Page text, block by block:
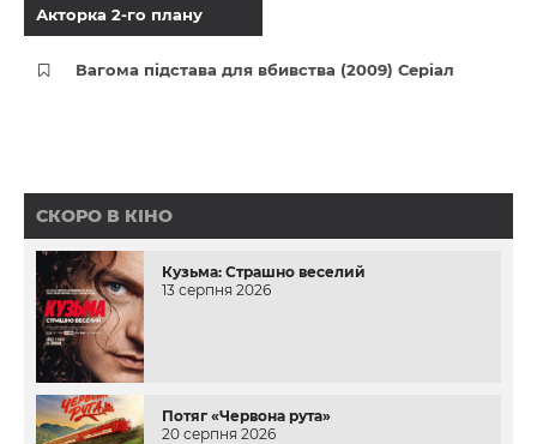
Акторка 2-го плану
Вагома підстава для вбивства (2009) Серіал
СКОРО В КІНО
Кузьма: Страшно веселий
13 серпня 2026
Потяг «Червона рута»
20 серпня 2026